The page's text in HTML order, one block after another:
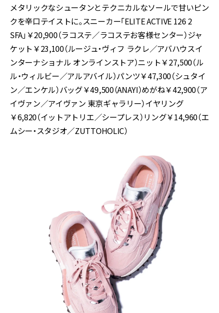
メタリックなシュータンとテクニカルなソールで甘いピン
クを辛口テイストに。スニーカー「ELITE ACTIVE 126 2
SFA」￥20,900（ラコステ／ラコステお客様センター）ジャ
ケット￥23,100（ルージュ・ヴィフ ラクレ／アバハウスイ
ンターナショナル オンラインストア）ニット￥27,500（ル
ル・ウィルビー／アルアバイル）パンツ￥47,300（シュタイ
ン／エンケル）バッグ￥49,500（ANAYI）めがね￥42,900（ア
イヴァン／アイヴァン 東京ギャラリー）イヤリング
￥6,820（イットアトリエ／シープレス）リング￥14,960（エ
ムシー・スタジオ／ZUTTOHOLIC）